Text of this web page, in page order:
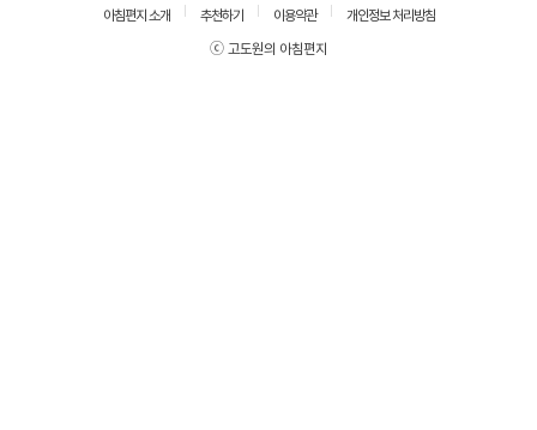
아침편지 소개 추천하기 이용약관
개인정보 처리방침
ⓒ 고도원의 아침편지